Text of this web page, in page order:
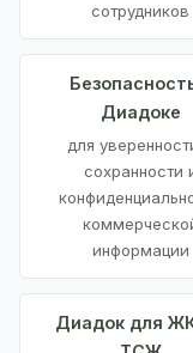
сотрудников
Диадоке
для
сохранности
информации
Диадок для